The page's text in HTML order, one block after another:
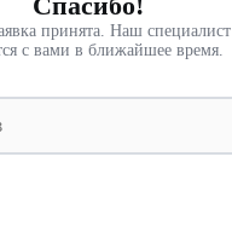
принята. Наш специалист
с вами в ближайшее время.